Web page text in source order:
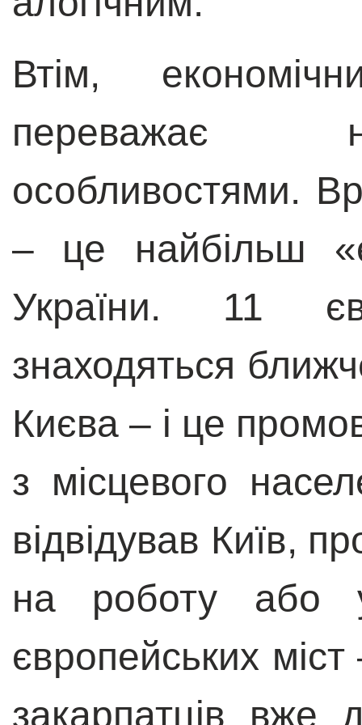
Втім,
переважає
особливостями.
– це найбільш
України. 11
знаходяться
Києва – і це
з місцевого
відвідував Київ,
на роботу або
європейських
закарпатців вже